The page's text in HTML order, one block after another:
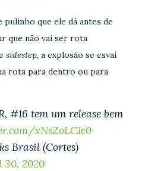
pulinho que ele dá antes de
que não vai ser rota
sidestep, a explosão se esvai
rota para dentro ou para
#16 tem um release bem
xNsZoLCJc0
Brasil (Cortes)
2020